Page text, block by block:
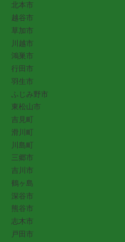
北本市
越谷市
草加市
川越市
鴻巣市
行田市
羽生市
ふじみ野市
東松山市
吉見町
滑川町
川島町
三郷市
吉川市
鶴ヶ島
深谷市
熊谷市
志木市
戸田市